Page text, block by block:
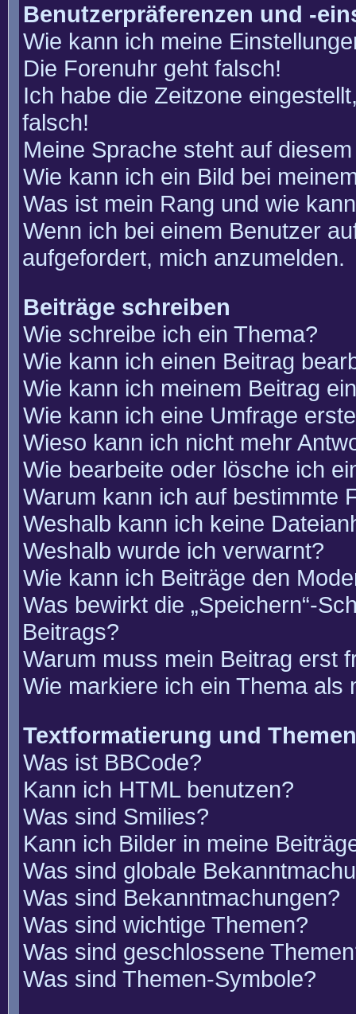
Benutzerpräferenzen und -
Wie kann ich meine
Die Forenuhr geht falsch!
Ich habe die Zeitzone
falsch!
Meine Sprache steht auf
Wie kann ich ein Bild bei
Was ist mein Rang und wie
Wenn ich bei einem Benutzer
aufgefordert, mich anzumelden.
Beiträge schreiben
Wie schreibe ich ein Thema?
Wie kann ich einen Beitrag
Wie kann ich meinem Beitrag
Wie kann ich eine Umfrage
Wieso kann ich nicht mehr
Wie bearbeite oder lösche ich
Warum kann ich auf bestimmte
Weshalb kann ich keine
Weshalb wurde ich verwarnt?
Wie kann ich Beiträge den
Was bewirkt die „Speichern“-
Beitrags?
Warum muss mein Beitrag erst
Wie markiere ich ein Thema als
Textformatierung und
Was ist BBCode?
Kann ich HTML benutzen?
Was sind Smilies?
Kann ich Bilder in meine
Was sind globale
Was sind Bekanntmachungen?
Was sind wichtige Themen?
Was sind geschlossene
Was sind Themen-Symbole?